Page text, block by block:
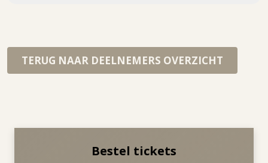
TERUG NAAR DEELNEMERS OVERZICHT
Bestel tickets